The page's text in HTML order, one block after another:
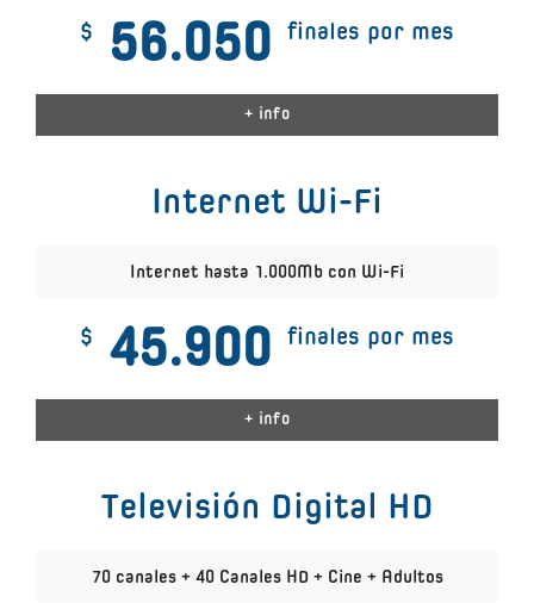
$ 56.050 finales por mes
+ info
Internet Wi-Fi
Internet hasta 1.000Mb con Wi-Fi
$ 45.900 finales por mes
+ info
Televisión Digital HD
70 canales + 40 Canales HD + Cine + Adultos